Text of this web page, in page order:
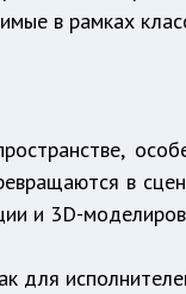
в рамках
в
и 3D-
для